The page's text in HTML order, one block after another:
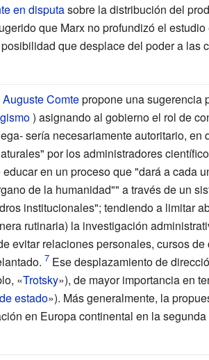
en disputasobre la distribución del
que Marx no profundizó el
que desplace del poder a las
Auguste Comtepropone una sugerencia
) asignando al gobierno el rol de
sería necesariamente autoritario,
por los administradores
en un proceso que "dará a cada
de la humanidad"" a través de un
institucionales"; tendiendo a limitar
rutinaria) la investigación
evitar relaciones personales, cursos
Ese desplazamiento de
«Trotsky»), de mayor importancia en
estado»). Más generalmente, la
en Europa continental en la